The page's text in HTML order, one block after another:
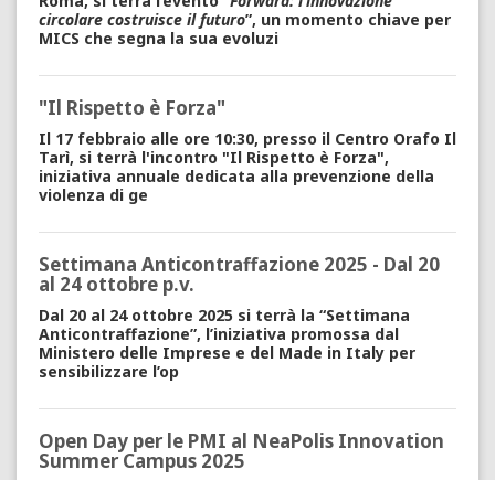
circolare costruisce il futuro”, un momento chiave per
MICS che segna la sua evoluzi
"Il Rispetto è Forza"
Il 17 febbraio alle ore 10:30, presso il Centro Orafo Il
Tarì, si terrà l'incontro "Il Rispetto è Forza",
iniziativa annuale dedicata alla prevenzione della
violenza di ge
Settimana Anticontraffazione 2025 - Dal 20
al 24 ottobre p.v.
Dal 20 al 24 ottobre 2025 si terrà la “Settimana
Anticontraffazione”, l’iniziativa promossa dal
Ministero delle Imprese e del Made in Italy per
sensibilizzare l’op
Open Day per le PMI al NeaPolis Innovation
Summer Campus 2025